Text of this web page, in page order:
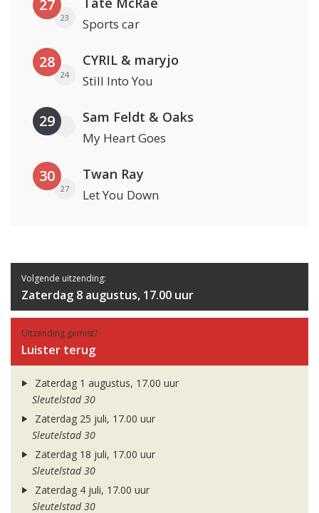
27
23 Sports car
28
24
CYRIL & maryjo
Still Into You
29 Sam Feldt & Oaks
My Heart Goes
30
27
Twan Ray
Let You Down
Volgende uitzending:
Zaterdag 8 augustus, 17.00 uur
Uitzending gemist?
Luister terug
Zaterdag 1 augustus, 17.00 uur
Sleutelstad 30
Zaterdag 25 juli, 17.00 uur
Sleutelstad 30
Zaterdag 18 juli, 17.00 uur
Sleutelstad 30
Zaterdag 4 juli, 17.00 uur
Sleutelstad 30